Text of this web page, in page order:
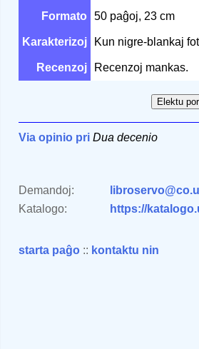
Formato 50 paĝoj, 23 cm
Karakterizoj Kun nigre-blankaj
Recenzoj Recenzoj mankas.
Via opinio pri Dua decenio
Demandoj:
Katalogo:
https://
starta paĝo :: kontaktu nin